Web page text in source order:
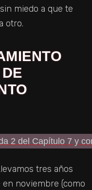
miedo a que te
otro.
tres años
noviembre (como